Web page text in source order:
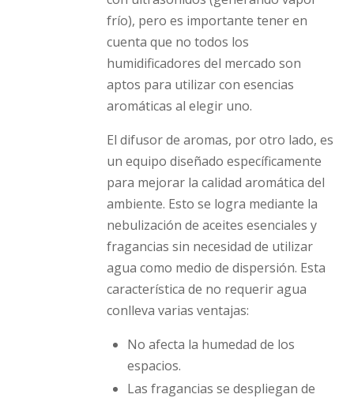
frío), pero es importante tener en
cuenta que no todos los
humidificadores del mercado son
aptos para utilizar con esencias
aromáticas al elegir uno.
El difusor de aromas, por otro lado, es
un equipo diseñado específicamente
para mejorar la calidad aromática del
ambiente. Esto se logra mediante la
nebulización de aceites esenciales y
fragancias sin necesidad de utilizar
agua como medio de dispersión. Esta
característica de no requerir agua
conlleva varias ventajas:
No afecta la humedad de los
espacios.
Las fragancias se despliegan de